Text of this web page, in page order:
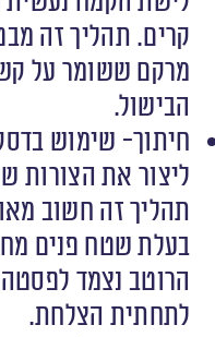
קרים. תהליך זה
מרקם ששומר על
הבישול.
חיתוך- שימוש
ליצור את הצורות
תהליך זה חשוב
בעלת שטח פנים
הרוטב נצמד
לתחתית הצלחת.